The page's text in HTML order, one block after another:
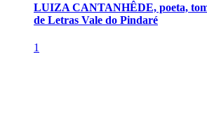
LUIZA CANTANHÊDE, poeta,
de Letras Vale do Pindaré
1